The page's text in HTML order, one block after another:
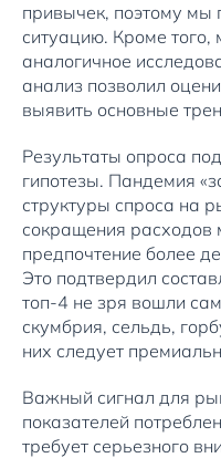
привычек, поэтому
ситуацию. Кроме
аналогичное
анализ позволил
выявить основные
Результаты опроса
гипотезы. Пандемия
структуры спроса на
сокращения расходов
предпочтение более
Это подтвердил
топ-4 не зря вошли
скумбрия, сельдь,
них следует
Важный сигнал для
показателей
требует серьезного